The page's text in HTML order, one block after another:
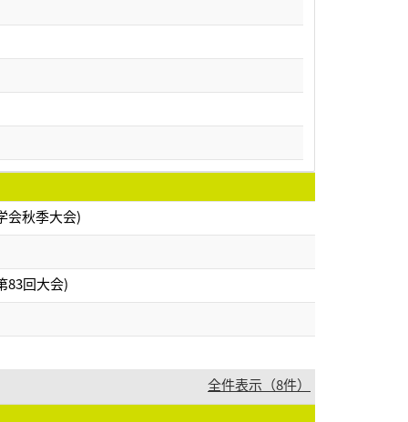
会秋季大会)
83回大会)
全件表示（8件）